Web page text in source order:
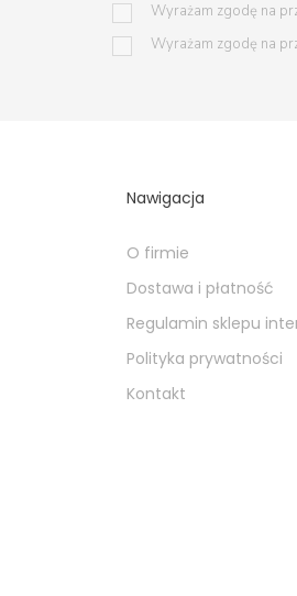
Wyrażam zgodę na
Wyrażam zgodę na
Nawigacja
O firmie
Dostawa i płatność
Regulamin sklepu
Polityka prywatności
Kontakt